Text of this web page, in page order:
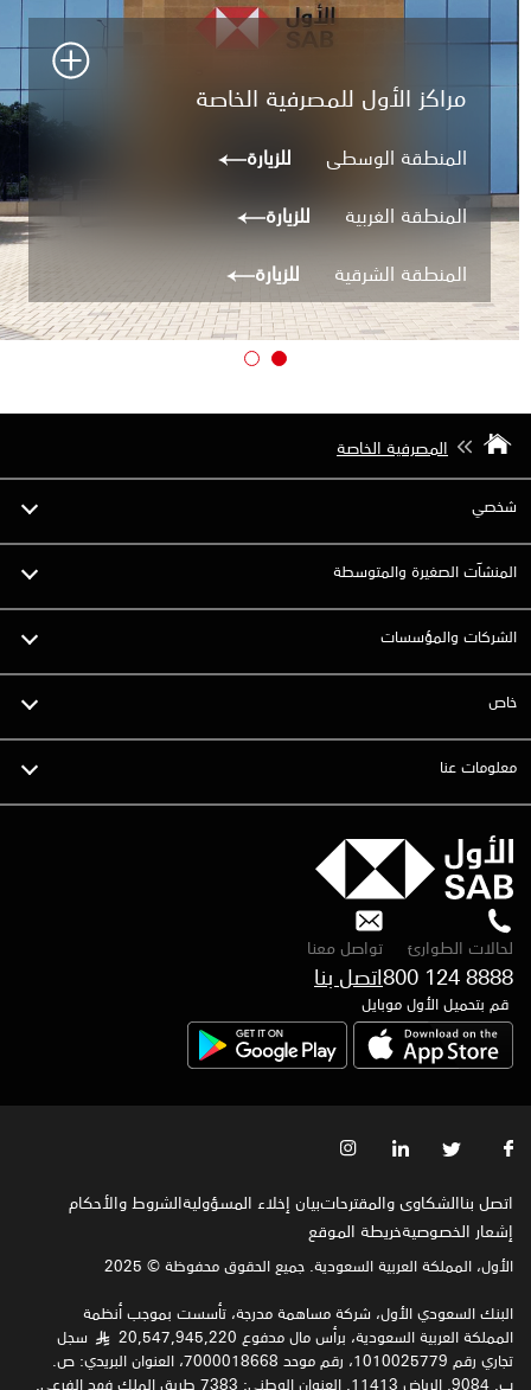
مراكز الأول للمصرفية الخاصة
المنطقة الوسطى
للزيارة
المنطقة الغربية
للزيارة
المنطقة الشرقية
للزيارة
المصرفية الخاصة
شخصي
المنشآت الصغيرة والمتوسطة
الشركات والمؤسسات
خاص
معلومات عنا
لحالات الطوارئ
800 124 8888
تواصل معنا
اتصل بنا
قم بتحميل الأول موبايل
اتصل بناالشكاوى والمقترحاتبيان إخلاء المسؤوليةالشروط والأحكام
إشعار الخصوصية‍خريطة الموقع
الأول، المملكة العربية السعودية. جميع الحقوق محفوظة © 2025
البنك السعودي الأول، شركة مساهمة مدرجة، تأسست بموجب أنظمة
المملكة العربية السعودية، برأس مال مدفوع 20,547,945,220
§
سجل
تجاري رقم 1010025779، رقم موحد 7000018668، العنوان البريدي: ص.
ب. 9084, الرياض 11413. العنوان الوطني: 7383 طريق الملك فهد الفرعي,